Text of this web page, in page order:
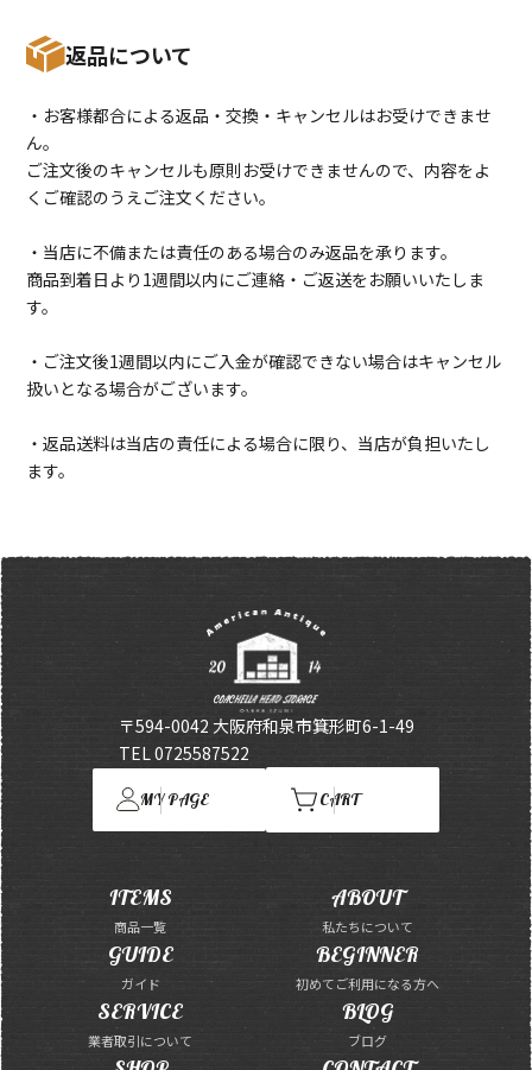
返品について
・お客様都合による返品・交換・キャンセルはお受けできませ
ん。
ご注文後のキャンセルも原則お受けできませんので、内容をよ
くご確認のうえご注文ください。
・当店に不備または責任のある場合のみ返品を承ります。
商品到着日より1週間以内にご連絡・ご返送をお願いいたしま
す。
・ご注文後1週間以内にご入金が確認できない場合はキャンセル
扱いとなる場合がございます。
・返品送料は当店の責任による場合に限り、当店が負担いたし
ます。
〒594-0042 大阪府和泉市箕形町6-1-49
TEL 0725587522
MY PAGE CART
ITEMS
商品一覧
ABOUT
私たちについて
GUIDE
ガイド
BEGINNER
初めてご利用になる方へ
SERVICE
業者取引について
BLOG
ブログ